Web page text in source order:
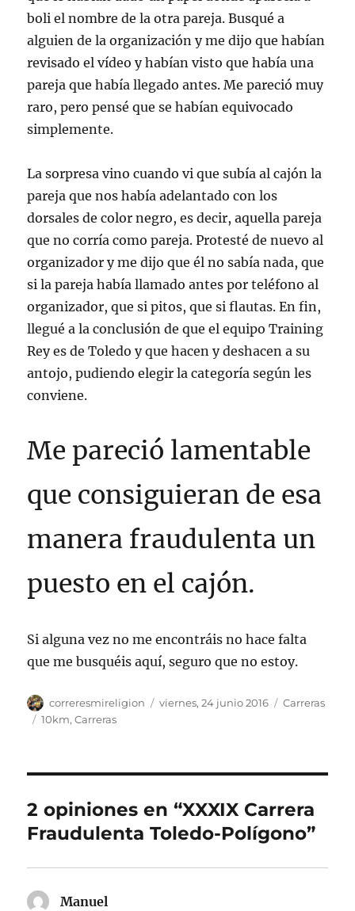
boli el nombre de la otra pareja. Busqué a
alguien de la organización y me dijo que habían
revisado el vídeo y habían visto que había una
pareja que había llegado antes. Me pareció muy
raro, pero pensé que se habían equivocado
simplemente.
La sorpresa vino cuando vi que subía al cajón la
pareja que nos había adelantado con los
dorsales de color negro, es decir, aquella pareja
que no corría como pareja. Protesté de nuevo al
organizador y me dijo que él no sabía nada, que
si la pareja había llamado antes por teléfono al
organizador, que si pitos, que si flautas. En fin,
llegué a la conclusión de que el equipo Training
Rey es de Toledo y que hacen y deshacen a su
antojo, pudiendo elegir la categoría según les
conviene.
Me pareció lamentable
que consiguieran de esa
manera fraudulenta un
puesto en el cajón.
Si alguna vez no me encontráis no hace falta
que me busquéis aquí, seguro que no estoy.
Autor
correresmireligion
Publicado
viernes, 24 junio 2016 Categorías
Carreras
Etiquetas
10km,Carreras
2 opiniones en “XXXIX Carrera
Fraudulenta Toledo-Polígono”
Manuel